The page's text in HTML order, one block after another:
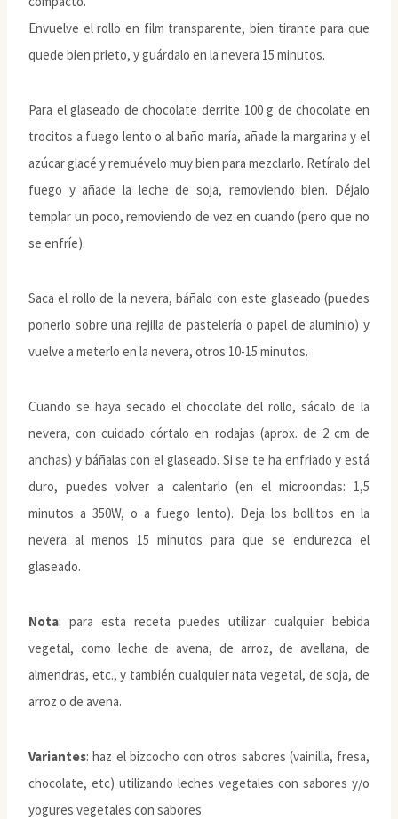
Envuelve el rollo en film transparente, bien tirante para que
quede bien prieto, y guárdalo en la nevera 15 minutos.
Para el glaseado de chocolate derrite 100 g de chocolate en
trocitos a fuego lento o al baño maría, añade la margarina y el
azúcar glacé y remuévelo muy bien para mezclarlo. Retíralo del
fuego y añade la leche de soja, removiendo bien. Déjalo
templar un poco, removiendo de vez en cuando (pero que no
se enfríe).
Saca el rollo de la nevera, báñalo con este glaseado (puedes
ponerlo sobre una rejilla de pastelería o papel de aluminio) y
vuelve a meterlo en la nevera, otros 10-15 minutos.
Cuando se haya secado el chocolate del rollo, sácalo de la
nevera, con cuidado córtalo en rodajas (aprox. de 2 cm de
anchas) y báñalas con el glaseado. Si se te ha enfriado y está
duro, puedes volver a calentarlo (en el microondas: 1,5
minutos a 350W, o a fuego lento). Deja los bollitos en la
nevera al menos 15 minutos para que se endurezca el
glaseado.
Nota: para esta receta puedes utilizar cualquier bebida
vegetal, como leche de avena, de arroz, de avellana, de
almendras, etc., y también cualquier nata vegetal, de soja, de
arroz o de avena.
Variantes: haz el bizcocho con otros sabores (vainilla, fresa,
chocolate, etc) utilizando leches vegetales con sabores y/o
yogures vegetales con sabores.